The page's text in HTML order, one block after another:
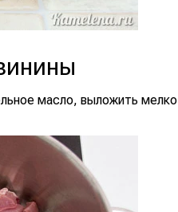
масло, выложить мелко